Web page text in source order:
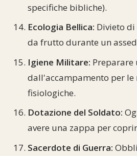
specifiche bibliche).
Ecologia Bellica: Divieto
da frutto durante un
Igiene Militare:
dall'accampamento per le
fisiologiche.
Dotazione del Soldato:
avere una zappa per
Sacerdote di Guerra: